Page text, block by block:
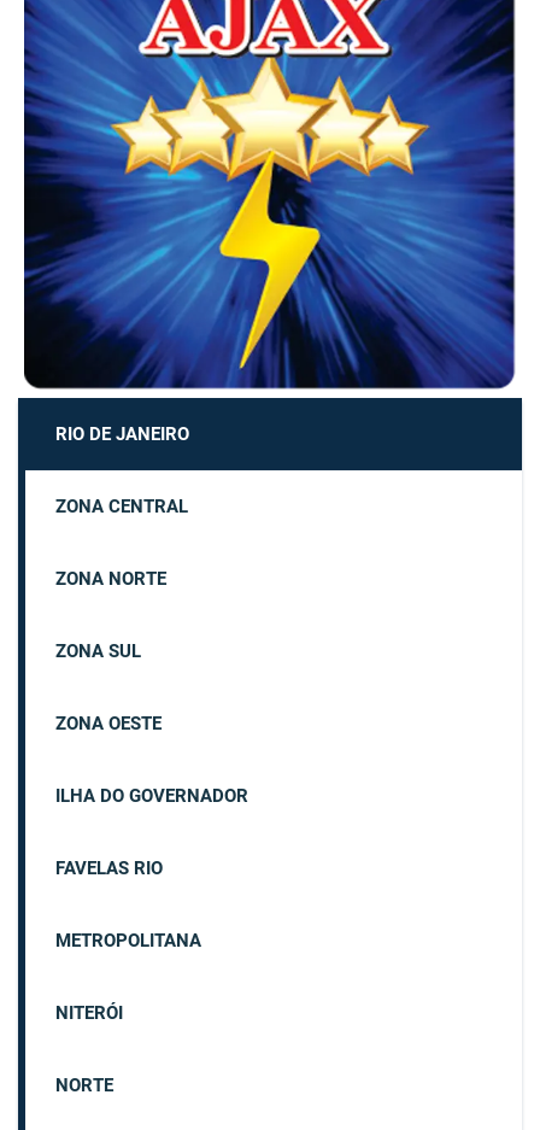
RIO DE JANEIRO
ZONA CENTRAL
ZONA NORTE
ZONA SUL
ZONA OESTE
ILHA DO GOVERNADOR
FAVELAS RIO
METROPOLITANA
NITERÓI
NORTE